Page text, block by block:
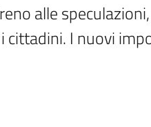
alle
I nuovi